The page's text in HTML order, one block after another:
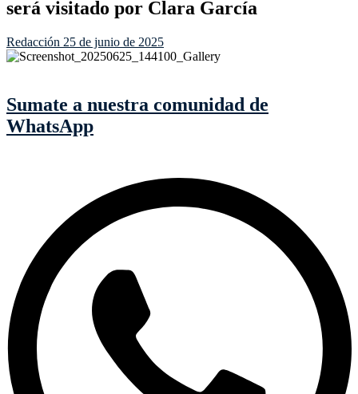
será visitado por Clara García
Redacción 25 de junio de 2025
Sumate a nuestra comunidad de
WhatsApp